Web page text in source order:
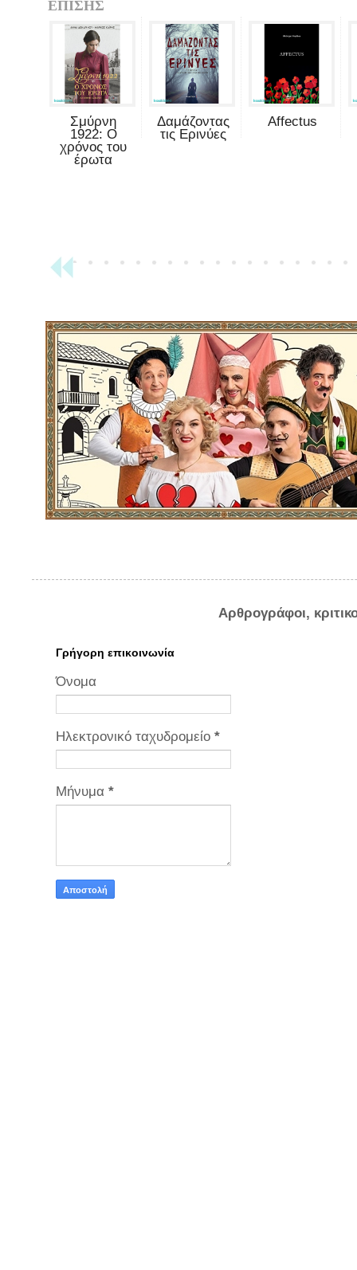
ΕΠΙΣΗΣ
Σμύρνη
1922: Ο
χρόνος του
έρωτα
Δαμάζοντας
τις Ερινύες
Affectus
Αρθρογράφοι,
Γρήγορη επικοινωνία
Όνομα
Ηλεκτρονικό ταχυδρομείο *
Μήνυμα *